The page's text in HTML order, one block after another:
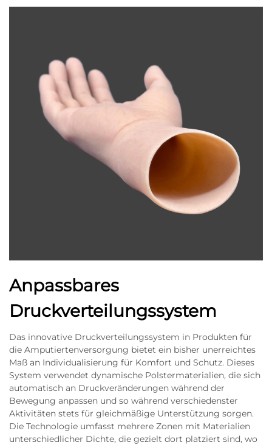
Anpassbares
Druckverteilungssystem
Das innovative Druckverteilungssystem in Produkten für
die Amputiertenversorgung bietet ein bisher unerreichtes
Maß an Individualisierung für Komfort und Schutz. Dieses
System verwendet dynamische Polstermaterialien, die sich
automatisch an Druckveränderungen während der
Bewegung anpassen und so während verschiedenster
Aktivitäten stets für gleichmäßige Unterstützung sorgen.
Die Technologie umfasst mehrere Zonen mit Materialien
unterschiedlicher Dichte, die gezielt dort platziert sind, wo